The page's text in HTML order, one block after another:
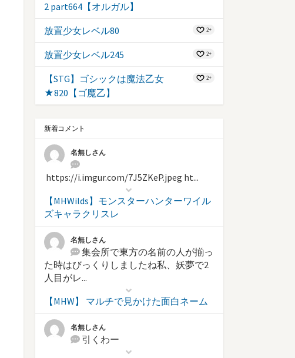
2 part664【オルガル】
放置少女レベル80 2+
放置少女レベル245 2+
【STG】ゴシックは魔法乙女
★820【ゴ魔乙】
2+
新着コメント
名無しさん
https://i.imgur.com/7J5ZKeP.jpeg ht...
【MHWilds】モンスターハンターワイル
ズキャラクリスレ
名無しさん
集会所で東方の名前の人が揃っ
た時はびっくりしましたね私、妖夢で2
人目がレ...
【MHW】 マルチで見かけた面白ネーム
名無しさん
引くわー